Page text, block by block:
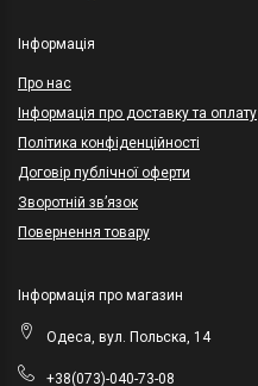
Інформація
Про нас
Інформація про доставку та оплату
Політика конфіденційності
Договір публічної оферти
Зворотній зв’язок
Повернення товару
Інформація про магазин
Одеса, вул. Польска, 14
+38(073)-040-73-08